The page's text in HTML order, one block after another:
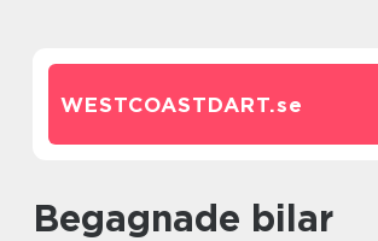
WESTCOASTDART.se
Begagnade bilar